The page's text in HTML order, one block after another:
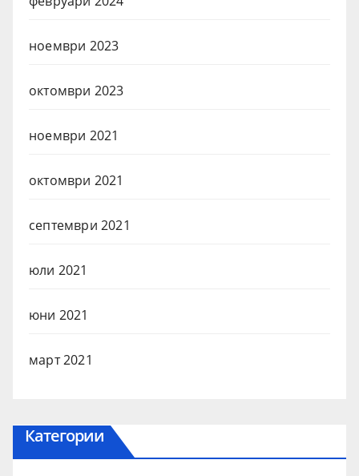
ноември 2023
октомври 2023
ноември 2021
октомври 2021
септември 2021
юли 2021
юни 2021
март 2021
Категории